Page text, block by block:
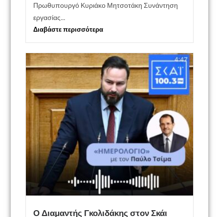
Πρωθυπουργό Κυριάκο Μητσοτάκη Συνάντηση
εργασίας...
Διαβάστε περισσότερα
Ο Διαμαντής Γκολιδάκης στον Σκάι